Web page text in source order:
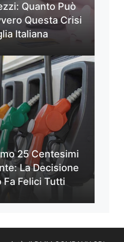
Quanto Può
Questa Crisi
Italiana
25 Centesimi
La Decisione
Fa Felici Tutti